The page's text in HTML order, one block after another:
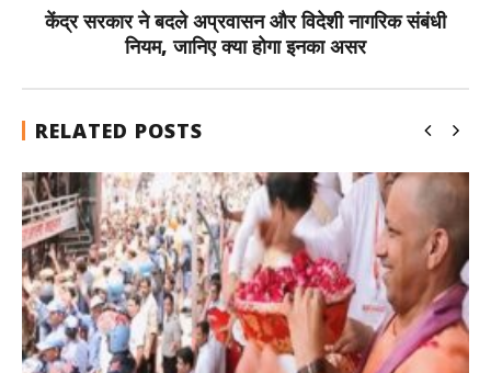
केंद्र सरकार ने बदले अप्रवासन और विदेशी नागरिक संबंधी
नियम, जानिए क्या होगा इनका असर
RELATED POSTS